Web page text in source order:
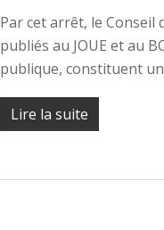
Par cet arrêt, le Conseil
publiés au JOUE et au
publique, constituent
Lire la suite